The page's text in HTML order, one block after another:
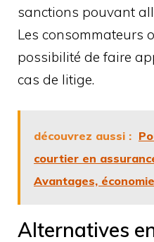
sanctions pouvant
Les consommateurs
possibilité de faire
cas de litige.
découvrez aussi :
courtier en
Avantages,
Alternatives